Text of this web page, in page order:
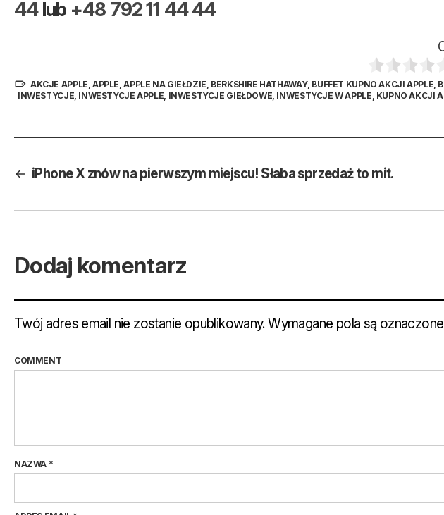
44lub +48 792 11 44 44
AKCJE APPLE ,APPLE ,APPLE NA GIEŁDZIE BERKSHIRE HATHAWAY, BUFFET KUPNO AKCJI APPLE
INWESTYCJE INWESTYCJE APPLE INWESTYCJE GIEŁDOWE INWESTYCJE W APPLE KUPNO AKCJI
iPhone X znów na pierwszym miejscu! Słaba sprzedaż to mit.
Dodaj komentarz
Twój adres email nie zostanie opublikowany.Wymagane pola są oznaczone
COMMENT
NAZWA *